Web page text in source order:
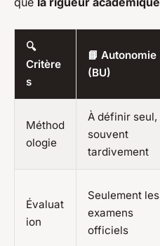
🔍
Critère
s
📘 Autonomie
(BU)
Méthod
ologie
À définir seul,
souvent
tardivement
Évaluat
ion
Seulement les
examens
officiels